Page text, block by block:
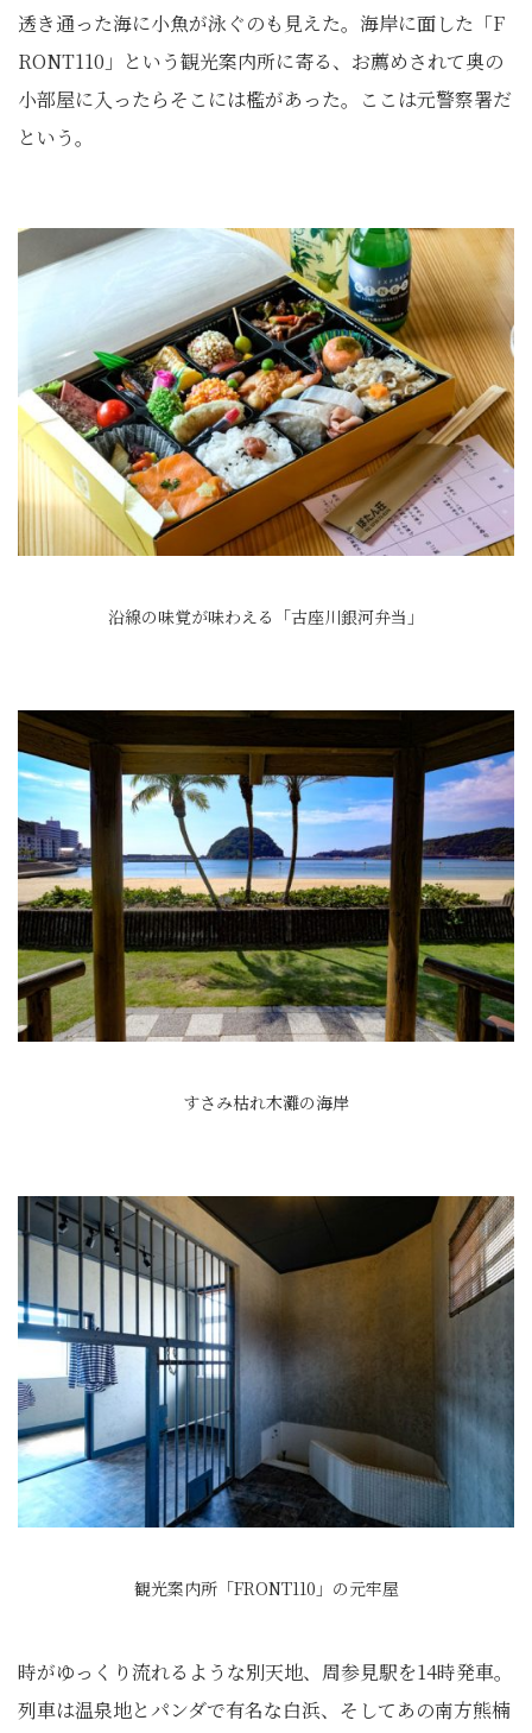
透き通った海に小魚が泳ぐのも見えた。海岸に面した「F
RONT110」という観光案内所に寄る、お薦めされて奥の
小部屋に入ったらそこには檻があった。ここは元警察署だ
という。
沿線の味覚が味わえる「古座川銀河弁当」
すさみ枯れ木灘の海岸
観光案内所「FRONT110」の元牢屋
時がゆっくり流れるような別天地、周参見駅を14時発車。
列車は温泉地とパンダで有名な白浜、そしてあの南方熊楠